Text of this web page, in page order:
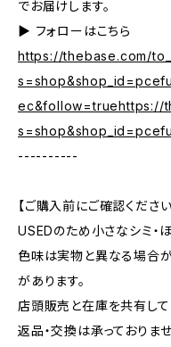
でお届けします。
▶︎ フォローはこちら
https://thebase.com/
ec&follow=truehttps://
----------
【ご購入前にご確認ください
USEDのため小さなシミ・
色味は実物と異なる場合
があります。
店頭販売と在庫を共有して
返品・交換は承っておりませ